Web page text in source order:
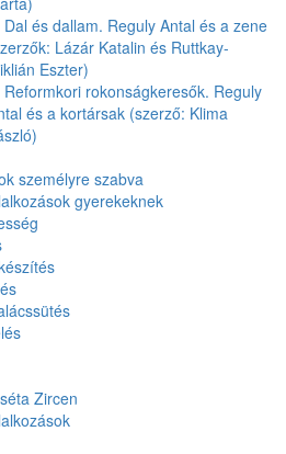
Dal és dallam. Reguly Antal és a zene
Lázár Katalin és Ruttkay-
Eszter)
Reformkori rokonságkeresők. Reguly
és a kortársak (szerző: Klima
személyre szabva
gyerekeknek
Zircen